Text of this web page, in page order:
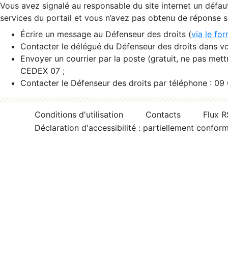
Vous avez signalé au responsable du site internet un
services du portail et vous n’avez pas obtenu de réponse
Écrire un message au Défenseur des droits (via le
Contacter le délégué du Défenseur des droits dans
Envoyer un courrier par la poste (gratuit, ne pas
CEDEX 07 ;
Contacter le Défenseur des droits par téléphone :
Conditions d'utilisation Contacts
Flux
Déclaration d'accessibilité : partiellement